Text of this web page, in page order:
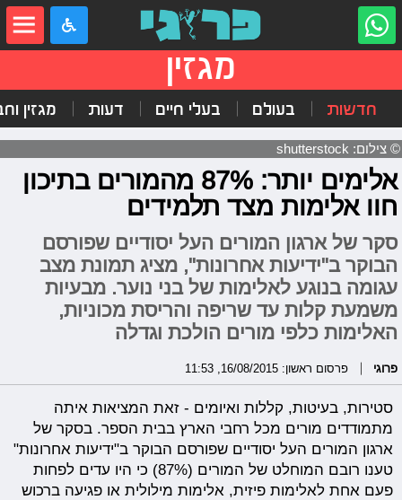
מגזין
חדשות בעולם בעלי חיים דעות מגזין
© צילום: shutterstock
אלימים יותר: 87% מהמורים בתיכון
חוו אלימות מצד תלמידים
סקר של ארגון המורים העל יסודיים שפורסם
הבוקר ב"ידיעות אחרונות", מציג תמונת מצב
עגומה בנוגע לאלימות של בני נוער. מבעיות
משמעת קלות עד שריפה והריסת מכוניות,
האלימות כלפי מורים הולכת וגדלה
פרוגי פרסום ראשון: 16/08/2015, 11:53
סטירות, בעיטות, קללות ואיומים - זאת המציאות איתה
מתמודדים מורים מכל רחבי הארץ בבית הספר. בסקר של
ארגון המורים העל יסודיים שפורסם הבוקר ב"ידיעות אחרונות"
טענו רובם המוחלט של המורים (87%) כי היו עדים לפחות
פעם אחת לאלימות פיזית, אלימות מילולית או פגיעה ברכוש